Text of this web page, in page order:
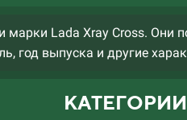
Lada Xray Cross. Они
год выпуска и другие
КАТЕГОРИИ